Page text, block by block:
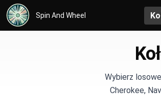
Spin And Wheel
Wybierz
Cherokee,